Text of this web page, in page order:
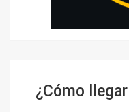
¿Cómo